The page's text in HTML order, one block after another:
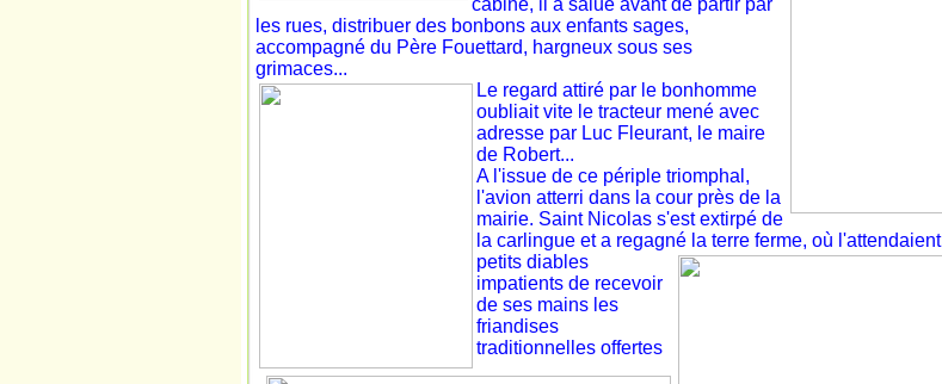
cabine, il a salué avant de partir par
les rues, distribuer des bonbons aux enfants sages,
accompagné du Père Fouettard, hargneux sous ses
grimaces...
Le regard attiré par le bonhomme
oubliait vite le tracteur mené avec
adresse par Luc Fleurant, le maire
de Robert...
A l'issue de ce périple triomphal,
l'avion atterri dans la cour près de la
mairie. Saint Nicolas s'est extirpé de
la carlingue et a regagné la terre ferme, où l'attendaient
petits diables
impatients de recevoir
de ses mains les
friandises
traditionnelles offertes